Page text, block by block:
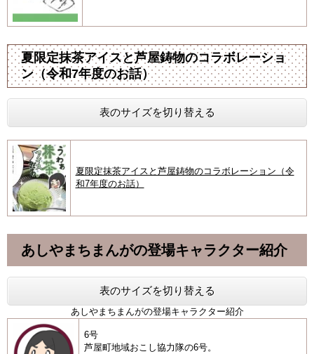
夏限定抹茶アイスと芦屋鋳物のコラボレーショ
ン（令和7年度のお話）
表のサイズを切り替える
夏限定抹茶アイスと芦屋鋳物のコラボレーション（令
和7年度のお話）
あしやまちまんがの登場キャラクター紹介
表のサイズを切り替える
あしやまちまんがの登場キャラクター紹介
6号
芦屋町地域おこし協力隊の6号。